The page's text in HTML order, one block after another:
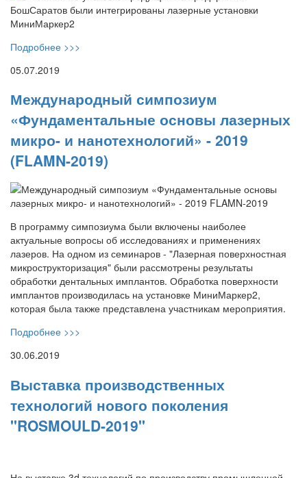
Подробнее >>>
05.07.2019
Международный симпозиум
«Фундаментальные основы лазерных
микро- и нанотехнологий» - 2019
(FLAMN-2019)
В программу симпозиума были включены наиболее
актуальные вопросы об исследованиях и применениях
лазеров. На одном из семинаров - "Лазерная поверхностная
микрострукторизация" были рассмотрены результаты
обработки дентальных имплантов. Обработка поверхности
имплантов производилась на установке МиниМаркер2,
которая была также представлена участникам мероприятия.
Подробнее >>>
30.06.2019
Выставка производственных
технологий нового поколения
"ROSMOULD-2019"